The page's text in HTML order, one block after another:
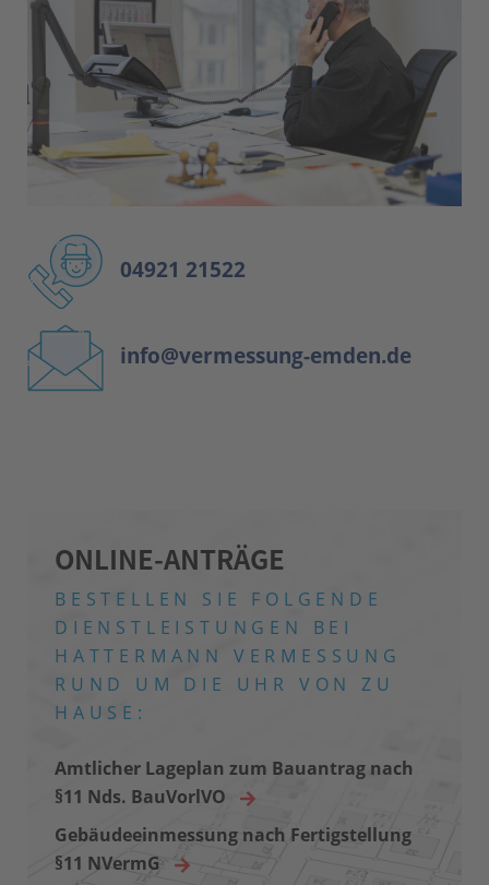
04921 21522
info@vermessung-emden.de
ONLINE-ANTRÄGE
BESTELLEN SIE FOLGENDE
DIENSTLEISTUNGEN BEI
HATTERMANN VERMESSUNG
RUND UM DIE UHR VON ZU
HAUSE:
Amtlicher Lageplan zum Bauantrag nach
§11 Nds. BauVorlVO
Gebäudeeinmessung nach Fertigstellung
§11 NVermG